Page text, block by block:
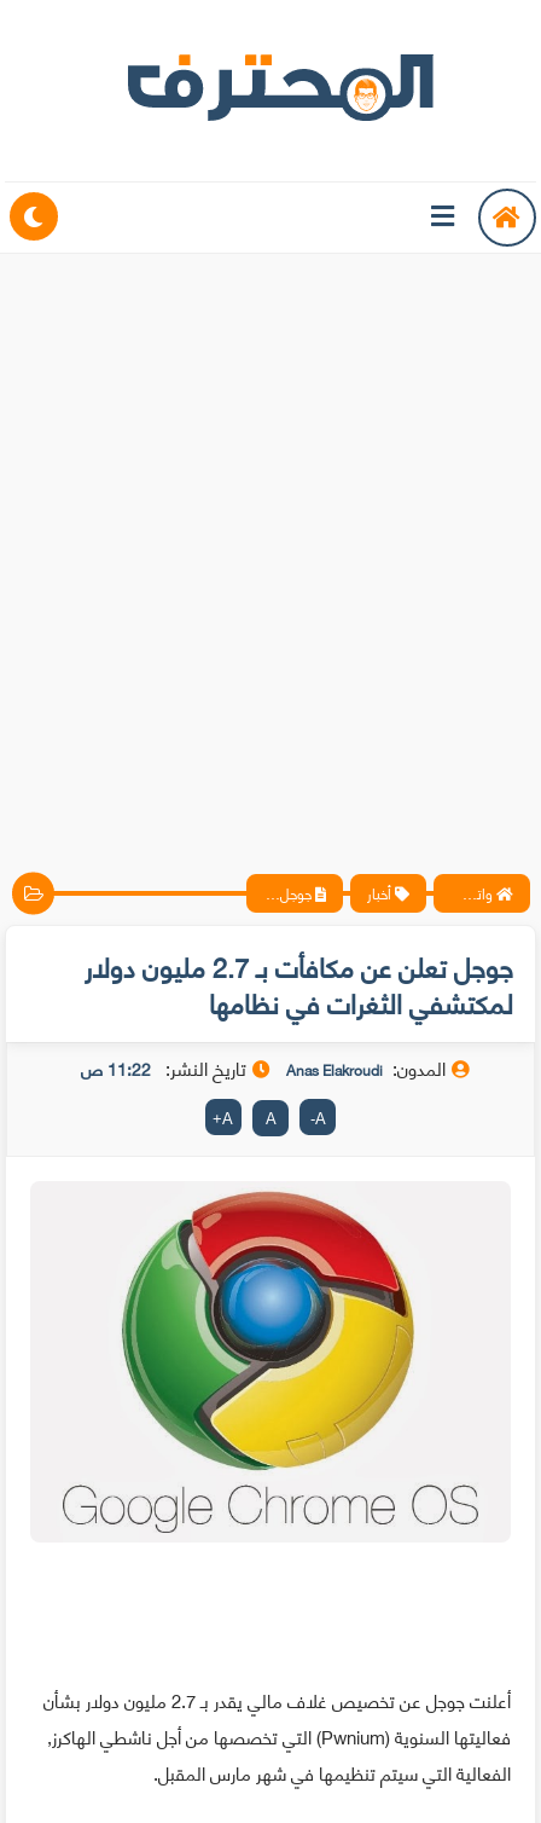
واتس آب ، فيسبوك ، أنترنت ، شروحات تقنية حصرية - المحترف أخبار جوجل تعلن عن مكافأت بـ 2.7 مليون دولار لمكتشفي الثغرات في نظامها
جوجل تعلن عن مكافأت بـ 2.7 مليون دولار
لمكتشفي الثغرات في نظامها
المدون: Anas Elakroudi تاريخ النشر: 11:22 ص
A
-
A
A
+
أعلنت جوجل عن تخصيص غلاف مالي يقدر بـ 2.7 مليون دولار بشأن
فعاليتها السنوية (Pwnium) التي تخصصها من أجل ناشطي الهاكرز,
الفعالية التي سيتم تنظيمها في شهر مارس المقبل.